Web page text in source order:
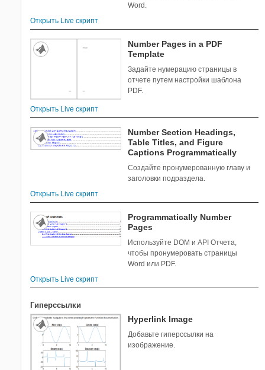
Word.
Открыть Live скрипт
Number Pages in a PDF
Template
Задайте нумерацию страницы в
отчете путем настройки шаблона
PDF.
Открыть Live скрипт
Number Section Headings,
Table Titles, and Figure
Captions Programmatically
Создайте пронумерованную главу и
заголовки подраздела.
Открыть Live скрипт
Programmatically Number
Pages
Используйте DOM и API Отчета,
чтобы пронумеровать страницы
Word или PDF.
Открыть Live скрипт
Гиперссылки
Hyperlink Image
Добавьте гиперссылки на
изображение.